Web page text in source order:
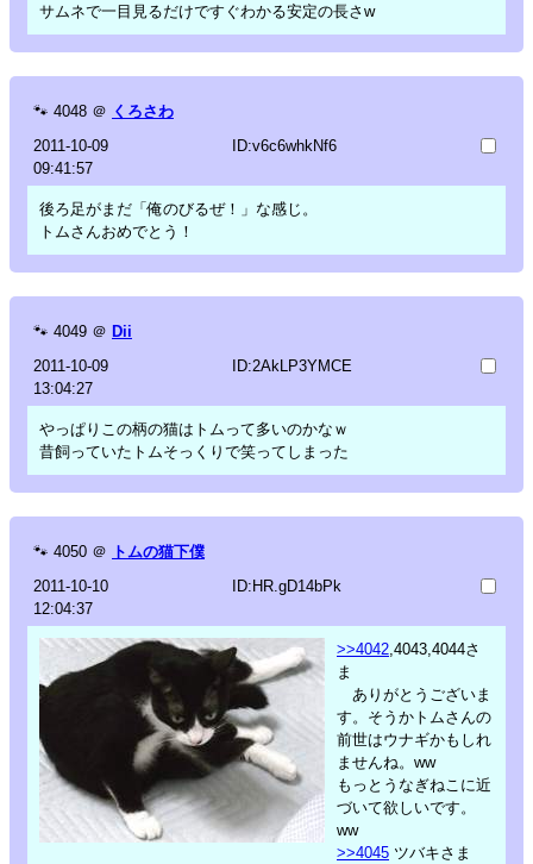
サムネで一目見るだけですぐわかる安定の長さw
🐾 4048 ＠ くろさわ
2011-10-09
09:41:57
ID:v6c6whkNf6
後ろ足がまだ「俺のびるぜ！」な感じ。
トムさんおめでとう！
🐾 4049 ＠ Dii
2011-10-09
13:04:27
ID:2AkLP3YMCE
やっぱりこの柄の猫はトムって多いのかなｗ
昔飼っていたトムそっくりで笑ってしまった
🐾 4050 ＠ トムの猫下僕
2011-10-10
12:04:37
ID:HR.gD14bPk
>>4042 ,4043,4044さ
ま
ありがとうございま
す。そうかトムさんの
前世はウナギかもしれ
ませんね。ww
もっとうなぎねこに近
づいて欲しいです。
ww
>>4045 ツバキさま